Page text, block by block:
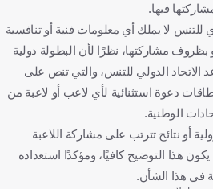
فيها.
للتنس لا يملك أي معلومات فنية أو تنافسية
بظروف مشاركتها، نظرًا لأن البطولة دولية
الاتحاد الدولي للتنس، والتي تنص على
دعوة استثنائية لأي لاعب أو لاعبة من
الوطنية.
أو نتائج تترتب على مشاركة اللاعبة
هذا التوضيح كافيًا، ومؤكدًا استعداده
في هذا الشأن.